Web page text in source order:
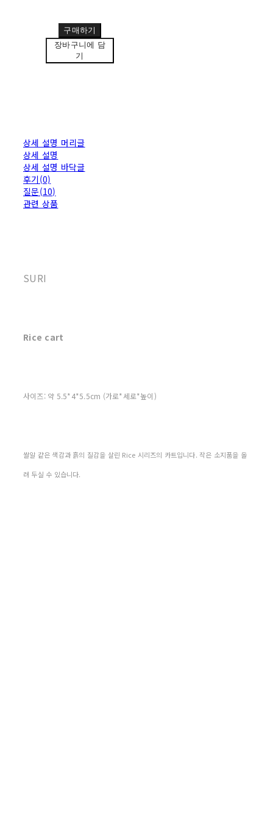
구매하기
장바구니에 담
기
상세 설명 머리글
상세 설명
상세 설명 바닥글
후기(0)
질문(10)
관련 상품
SURI
Rice cart
사이즈: 약 5.5*4*5.5cm (가로*세로*높이)
쌀알 같은 색감과 흙의 질감을 살린 Rice 시리즈의 카트입니다. 작은 소지품을 올
려 두실 수 있습니다.